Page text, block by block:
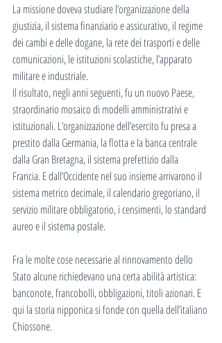
La missione doveva studiare l’organizzazione della
giustizia, il sistema finanziario e assicurativo, il regime
dei cambi e delle dogane, la rete dei trasporti e delle
comunicazioni, le istituzioni scolastiche, l’apparato
militare e industriale.
Il risultato, negli anni seguenti, fu un nuovo Paese,
straordinario mosaico di modelli amministrativi e
istituzionali. L’organizzazione dell’esercito fu presa a
prestito dalla Germania, la flotta e la banca centrale
dalla Gran Bretagna, il sistema prefettizio dalla
Francia. E dall’Occidente nel suo insieme arrivarono il
sistema metrico decimale, il calendario gregoriano, il
servizio militare obbligatorio, i censimenti, lo standard
aureo e il sistema postale.
Fra le molte cose necessarie al rinnovamento dello
Stato alcune richiedevano una certa abilità artistica:
banconote, francobolli, obbligazioni, titoli azionari. E
qui la storia nipponica si fonde con quella dell’italiano
Chiossone.